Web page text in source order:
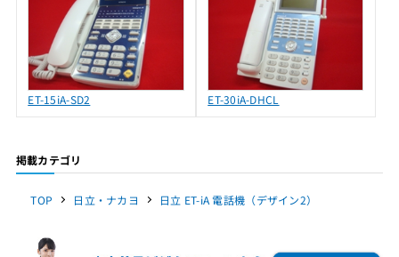
ET-15iA-SD2 ET-30iA-DHCL
掲載カテゴリ
TOP 日立・ナカヨ 日立 ET-iA 電話機（デザイン2）